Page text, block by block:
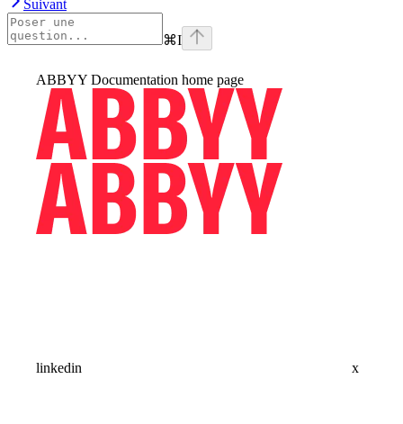
Suivant
⌘I
ABBYY Documentation home page
linkedin x